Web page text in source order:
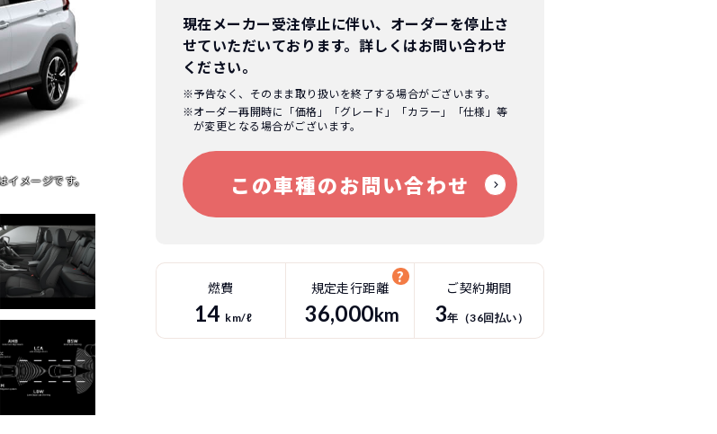
現在メーカー受注停止に伴い、オーダーを停止さ
せていただいております。 詳しくはお問い合わせ
ください。
※予告なく、そのまま取り扱いを終了する場合がございます。
※オーダー再開時に「価格」「グレード」「カラー」「仕様」等
が変更となる場合がございます。
この車種のお問い合わせ
燃費
14 km/ℓ
規定走行距離
36,000km
ご契約期間
3年（36回払い）